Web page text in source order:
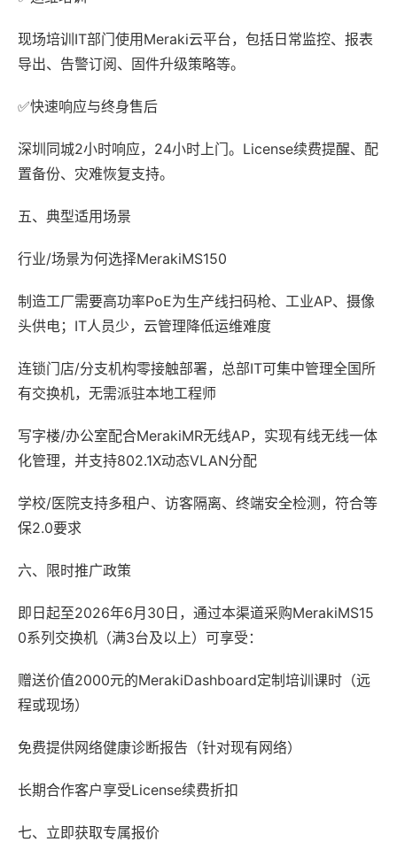
现场培训IT部门使用Meraki云平台，包括日常监控、报表
导出、告警订阅、固件升级策略等。
✅快速响应与终身售后
深圳同城2小时响应，24小时上门。License续费提醒、配
置备份、灾难恢复支持。
五、典型适用场景
行业/场景为何选择MerakiMS150
制造工厂需要高功率PoE为生产线扫码枪、工业AP、摄像
头供电；IT人员少，云管理降低运维难度
连锁门店/分支机构零接触部署，总部IT可集中管理全国所
有交换机，无需派驻本地工程师
写字楼/办公室配合MerakiMR无线AP，实现有线无线一体
化管理，并支持802.1X动态VLAN分配
学校/医院支持多租户、访客隔离、终端安全检测，符合等
保2.0要求
六、限时推广政策
即日起至2026年6月30日，通过本渠道采购MerakiMS15
0系列交换机（满3台及以上）可享受：
赠送价值2000元的MerakiDashboard定制培训课时（远
程或现场）
免费提供网络健康诊断报告（针对现有网络）
长期合作客户享受License续费折扣
七、立即获取专属报价